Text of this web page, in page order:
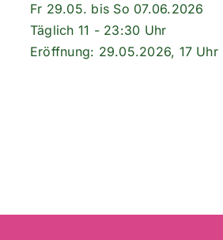
Fr 29.05. bis So 07.06.2026
Täglich 11 - 23:30 Uhr
Eröffnung: 29.05.2026, 17 Uhr